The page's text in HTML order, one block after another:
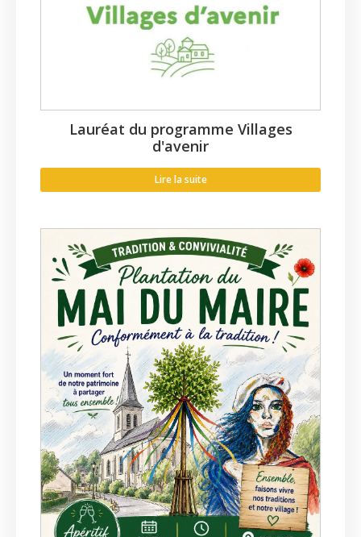
Lauréat du programme Villages
d'avenir
Lire la suite